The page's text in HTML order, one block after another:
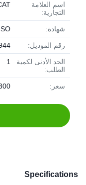
اسم العلامة
التجارية:
شهادة:
رقم الموديل:
الحد الأدنى لكمية
الطلب:
1
سعر: $450
Specifications